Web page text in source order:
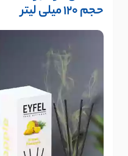
حجم 120 میلی لیتر